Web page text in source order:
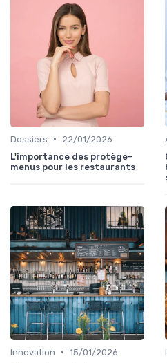
Dossiers •
22/01/2026
L'importance des protège-
menus pour les restaurants
Innovation • 15/01/2026